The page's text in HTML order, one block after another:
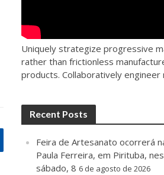
Uniquely strategize progressive
rather than frictionless
products. Collaboratively engineer
Recent Posts
Feira de Artesanato ocorrerá
Paula Ferreira, em Pirituba,
sábado, 8 6 de agosto de 2026